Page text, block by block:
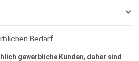
Bedarf
gewerbliche Kunden, daher sind